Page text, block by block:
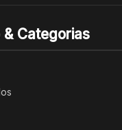
Categorias